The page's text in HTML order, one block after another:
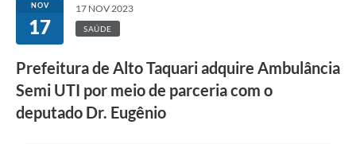
NOV
17
17 NOV 2023
SAÚDE
Prefeitura de Alto Taquari adquire Ambulância
Semi UTI por meio de parceria com o
deputado Dr. Eugênio